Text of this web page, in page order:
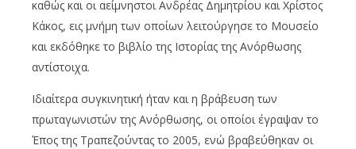
καθώς και οι αείμνηστοι Ανδρέας Δημητρίου και Χρίστος
Κάκος, εις μνήμη των οποίων λειτούργησε το Μουσείο
και εκδόθηκε το βιβλίο της Ιστορίας της Ανόρθωσης
αντίστοιχα.
Ιδιαίτερα συγκινητική ήταν και η βράβευση των
πρωταγωνιστών της Ανόρθωσης, οι οποίοι έγραψαν το
Έπος της Τραπεζούντας το 2005, ενώ βραβεύθηκαν οι